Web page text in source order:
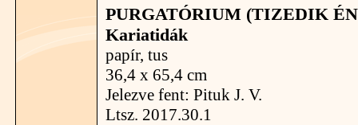
PURGATÓRIUM (TIZEDIK
Kariatidák
papír, tus
36,4 x 65,4 cm
Jelezve fent: Pituk J. V.
Ltsz. 2017.30.1